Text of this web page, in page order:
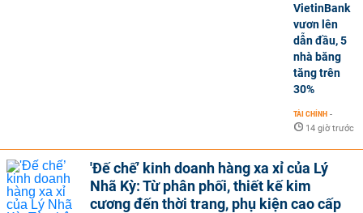
VietinBank
vươn lên
dẫn đầu, 5
nhà băng
tăng trên
30%
TÀI CHÍNH -
14 giờ trước
'Đế chế’ kinh doanh hàng xa xỉ của Lý
Nhã Kỳ: Từ phân phối, thiết kế kim
cương đến thời trang, phụ kiện cao cấp